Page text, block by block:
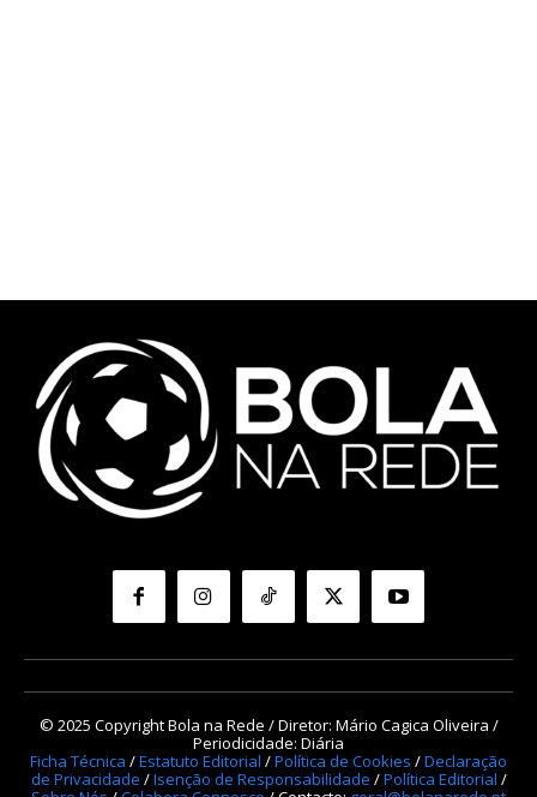
© 2025 Copyright Bola na Rede / Diretor: Mário Cagica Oliveira /
Periodicidade: Diária
Ficha Técnica /Estatuto Editorial /Política de Cookies /Declaração
de Privacidade /Isenção de Responsabilidade /Política Editorial /